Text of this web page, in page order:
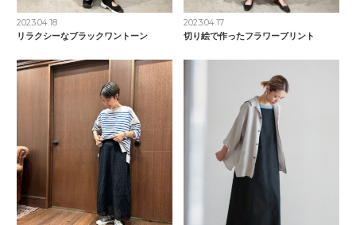
2023.04.18
リラクシーなブラックワントーン
2023.04.17
切り絵で作ったフラワープリント